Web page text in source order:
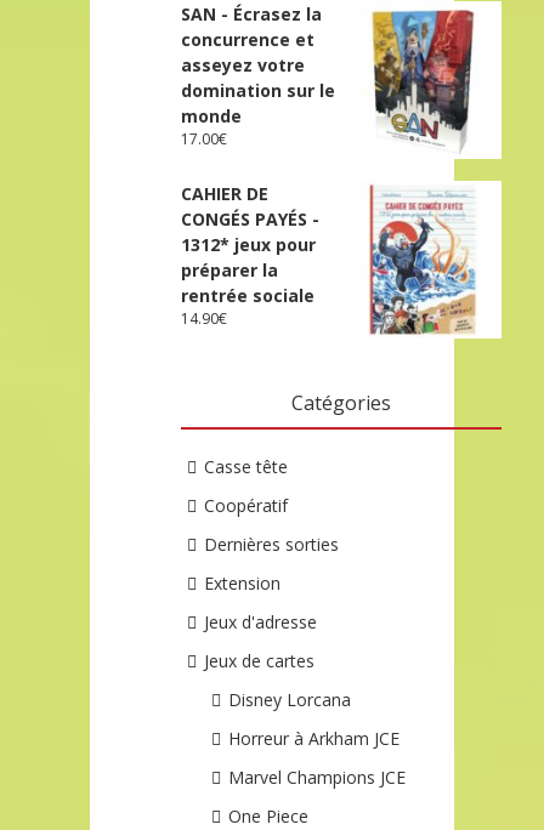
SAN - Écrasez la
concurrence et
asseyez votre
domination sur le
monde
17.00€
CAHIER DE
CONGÉS PAYÉS -
1312* jeux pour
préparer la
rentrée sociale
14.90€
Catégories
Casse tête
Coopératif
Dernières sorties
Extension
Jeux d'adresse
Jeux de cartes
Disney Lorcana
Horreur à Arkham JCE
Marvel Champions JCE
One Piece